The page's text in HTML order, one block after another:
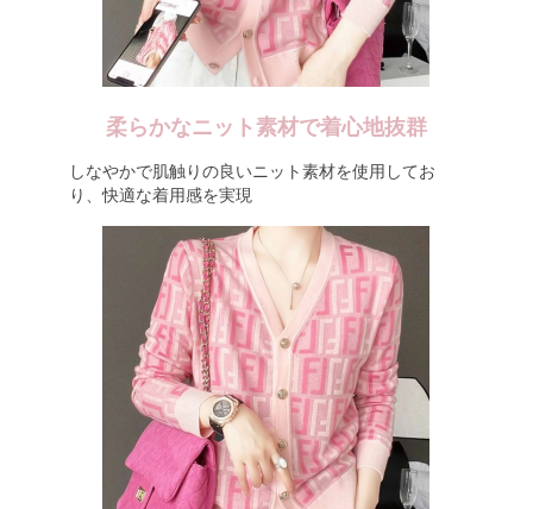
柔らかなニット素材で着心地抜群
しなやかで肌触りの良いニット素材を使用してお
り、快適な着用感を実現